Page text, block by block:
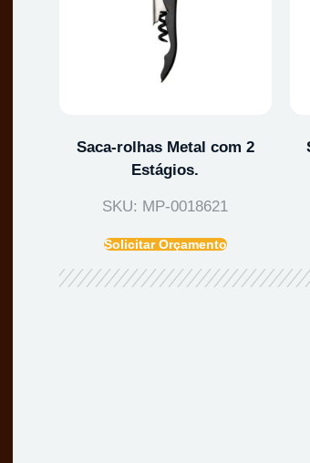
Saca-rolhas Metal com 2
Estágios.
SKU: MP-0018621
Solicitar Orçamento